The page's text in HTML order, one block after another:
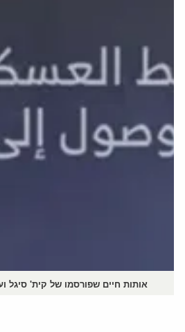
אותות חיים שפורסמו של קית' סיגל